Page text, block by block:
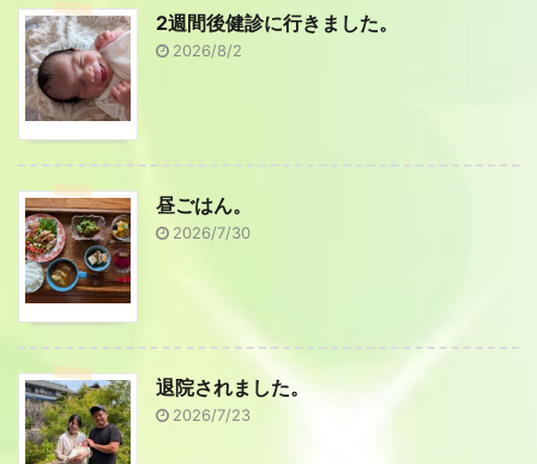
2週間後健診に行きました。
2026/8/2
昼ごはん。
2026/7/30
退院されました。
2026/7/23